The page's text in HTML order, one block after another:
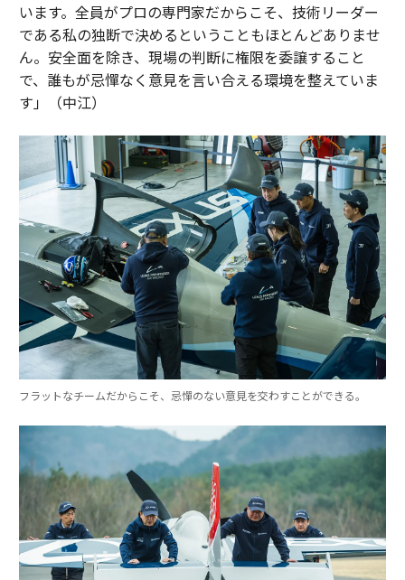
います。全員がプロの専門家だからこそ、技術リーダー
である私の独断で決めるということもほとんどありませ
ん。安全面を除き、現場の判断に権限を委譲すること
で、誰もが忌憚なく意見を言い合える環境を整えていま
す」（中江）
フラットなチームだからこそ、忌憚のない意見を交わすことができる。